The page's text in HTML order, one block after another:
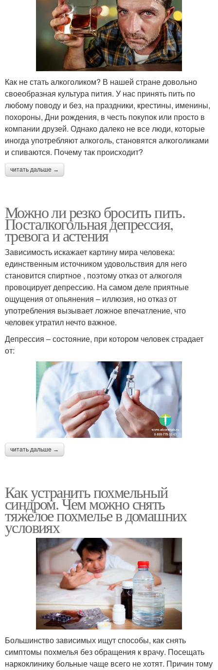
Как не стать алкоголиком? В нашей стране довольно
своеобразная культура пития. У нас принять пить по
любому поводу и без, на праздники, крестины, именины,
похороны, Дни рождения, в честь покупок или просто в
компании друзей. Однако далеко не все люди, которые
иногда употребляют алкоголь, становятся алкоголиками
и спиваются. Почему так происходит?
читать дальше →
Можно ли резко бросить пить.
Посталкогольная депрессия,
тревога и астения
Зависимость искажает картину мира человека:
единственным источником удовольствия для него
становится спиртное , поэтому отказ от алкоголя
провоцирует депрессию. На самом деле приятные
ощущения от опьянения – иллюзия, но отказ от
употребления вызывает ложное впечатление, что
человек утратил нечто важное.
Депрессия – состояние, при котором человек страдает
от:
читать дальше →
Как устранить похмельный
синдром. Чем можно снять
тяжелое похмелье в домашних
условиях
Большинство зависимых ищут способы, как снять
симптомы похмелья без обращения к врачу. Посещать
наркоклинику больные чаще всего не хотят. Причин тому